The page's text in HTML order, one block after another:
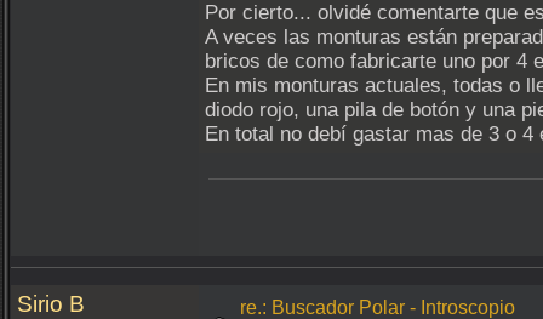
Por cierto... olvidé comentarte que
A veces las monturas están
bricos de como fabricarte uno por 4
En mis monturas actuales, todas o
diodo rojo, una pila de botón y una
En total no debí gastar mas de 3 o 4
Sirio B re.: Buscador Polar - Introscopio